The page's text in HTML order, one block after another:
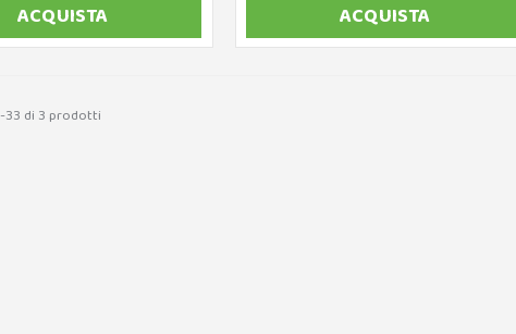
ACQUISTA ACQUISTA
33 di 3 prodotti